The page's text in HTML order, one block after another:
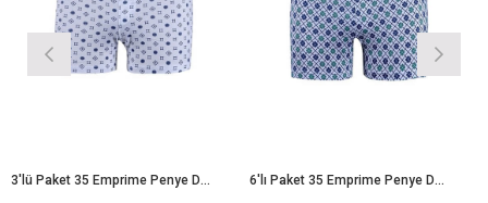
3'lü Paket 35 Emprime Penye Desenli Erkek Boxer 6'lı Paket 35 Emprime Penye Desenli Erkek Boxer